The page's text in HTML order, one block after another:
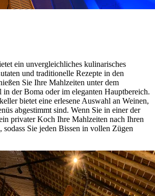
ein unvergleichliches kulinarisches
und traditionelle Rezepte in den
Sie Ihre Mahlzeiten unter dem
der Boma oder im eleganten Hauptbereich.
bietet eine erlesene Auswahl an Weinen,
abgestimmt sind. Wenn Sie in einer der
privater Koch Ihre Mahlzeiten nach Ihren
sodass Sie jeden Bissen in vollen Zügen